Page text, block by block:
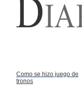
Como se hizo juego de
tronos